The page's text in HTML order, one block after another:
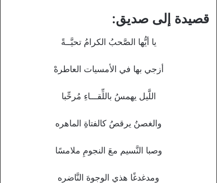
قصيدة إلى صديق:
يا أيُّها الصَّحبُ الكرامُ تحيَّــةً
أزجي بها في الأمسيات العاطرهْ
اللَّيل يهمسُ باللِّقـــاءِ مُرحِّبا
والغصنُ يرقصُ كالفتاةِ الماهره
وصبا النَّسيم معَ النجومِ ملامسًا
ومدغدغًا هذي الوجوهَ النَّاضره